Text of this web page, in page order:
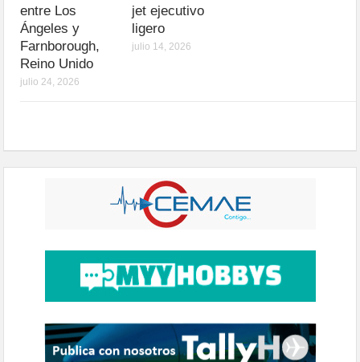
entre Los
Ángeles y
Farnborough,
Reino Unido
julio 24, 2026
jet ejecutivo
ligero
julio 14, 2026